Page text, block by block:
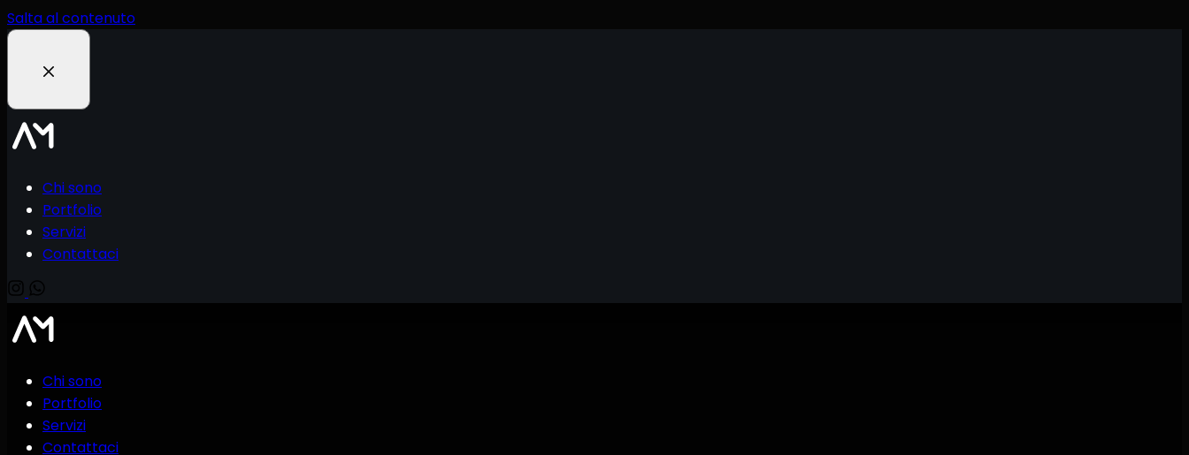
Salta al contenuto
Chi sono
Portfolio
Servizi
Contattaci
Chi sono
Portfolio
Servizi
Contattaci